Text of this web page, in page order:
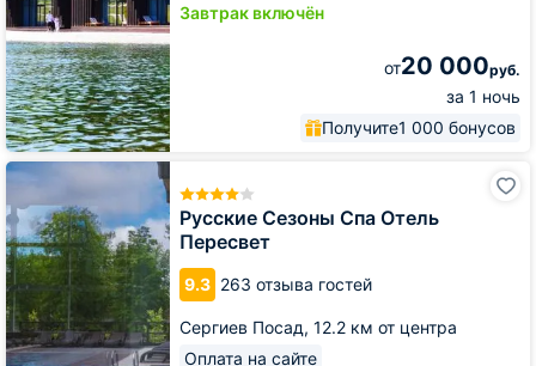
Завтрак включён
от20 000руб.
за 1 ночь
Получите1 000 бонусов
Русские Сезоны Спа Отель
Пересвет
9.3 263 отзыва гостей
Сергиев Посад, 12.2 км от центра
Оплата на сайте
Русские
Сезоны
Спа
Отель
Пересвет